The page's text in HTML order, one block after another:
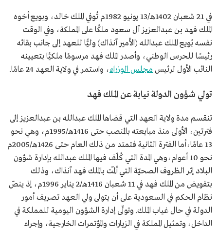
في 21 شعبان 1402هـ/13 يونيو 1982م تُوفي الملك خالد، وبويع أخوه
الملك فهد بن عبدالعزيز آل سعود ملكًا على المملكة، وفي الوقت
نفسه بُويع الملك عبدالله (الأمير آنذاك) وليًّا للعهد إلى جانب بقائه
رئيسًا للحرس الوطني، وأصدر الملك فهد مرسومًا ملكيًّا بتعيينه
النائب الأول لرئيسمجلس الوزراء، واستمر في ولاية العهد 24 عامًا.
تولي شؤون الدولة نيابة عن الملك فهد
تنقسم مدة ولاية العهد التي قضاها الملك عبدالله بن عبدالعزيز إلى
فترتين، الأولى منذ مبايعته بالمنصب حتى 1416هـ/1995م، وهي نحو
13 عامًا،أما الفترة الثانية فتمتد من ذلك العام حتى 1426هـ/2005م
نحو 10 أعوام،وهي المدة التي كُلّف فيها الملك عبدالله بإدارة شؤون
البلاد إثر الظروف الصحيّة التي ألمّت بالملك فهد آنذاك، وذلك
بتفويض من الملك فهد في 11 شعبان 1416هـ/2 يناير 1996م، إذ ينصّ
نظام الحكم في السعودية على أن يتولى ولي العهد تصريف أمور
الدولة في حال غياب الملك. وتولّى إدارة الشؤون اليومية للمملكة في
الداخل، وتمثيل المملكة في الزيارات والمؤتمرات الخارجية، وإجراء